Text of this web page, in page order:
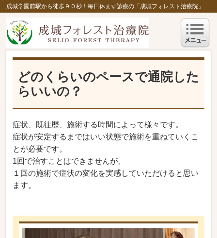
成城学園前駅から徒歩９０秒！毎日休まず診療の「成城フォレスト治療院」
どのくらいのペースで通院した
らいいの？
症状、既往歴、施術する時間によって様々です。
症状が安定するまではいい状態で施術を重ねていくこ
とが必要です。
1回で治すことはできませんが、
１回の施術で症状の変化を実感していただけると思い
ます。